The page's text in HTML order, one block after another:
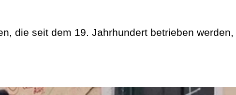
die seit dem 19. Jahrhundert betrieben